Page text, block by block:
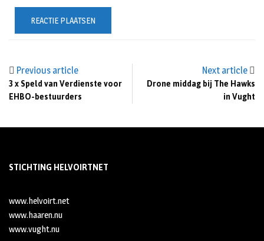
Previous article
3 x Speld van Verdienste voor
EHBO-bestuurders
Next article
Drone middag bij The Hawks
in Vught
STICHTING HELVOIRTNET
www.helvoirt.net
www.haaren.nu
www.vught.nu